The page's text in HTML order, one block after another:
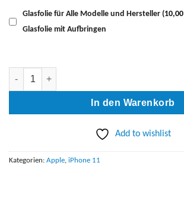
Glasfolie für Alle Modelle und Hersteller (10,00
Glasfolie mit Aufbringen
iPhone 11 AKKU Austausch Menge
In den Warenkorb
Add to wishlist
Kategorien: Apple, iPhone 11